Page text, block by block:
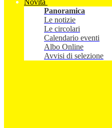
Novità
Panoramica
Le notizie
Le circolari
Calendario eventi
Albo Online
Avvisi di selezione